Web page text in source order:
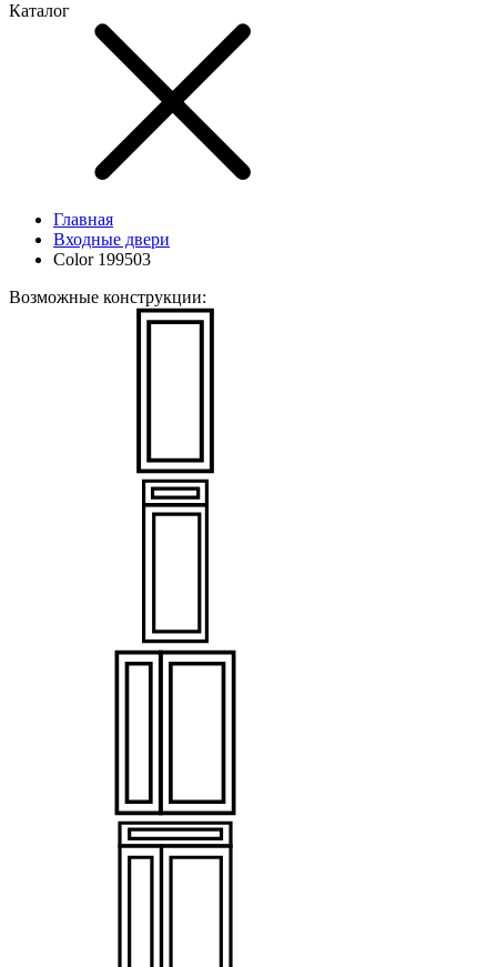
Каталог
Главная
Входные двери
Color 199503
Возможные конструкции: